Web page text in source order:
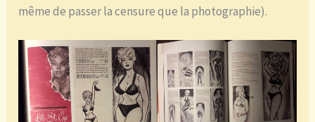
même de passer la censure que la photographie).